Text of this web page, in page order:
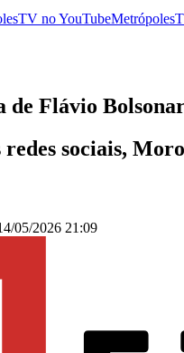
noYouTube
de Flávio
sociais,
05/2026 21:09